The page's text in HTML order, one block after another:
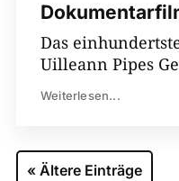
Das
Uilleann Pipes
Weiterlesen...
« Ältere Einträge